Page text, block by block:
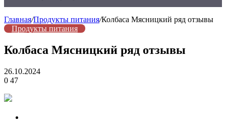
Главная/Продукты питания/Колбаса Мясницкий ряд отзывы
Продукты питания
Колбаса Мясницкий ряд отзывы
26.10.2024
0 47